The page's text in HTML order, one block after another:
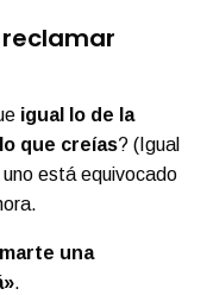
igual lo de la
que creías? (Igual
está equivocado
una
.